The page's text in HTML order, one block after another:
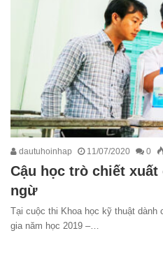
dautuhoinhap 11/07/2020 0
Cậu học trò chiết
ngừ
Tại cuộc thi Khoa học kỹ thuật dành
gia năm học 2019 –…